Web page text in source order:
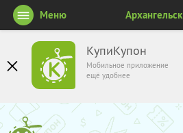
КупиКупон
Мобильное приложение
ещё удобнее
Меню Архангельск